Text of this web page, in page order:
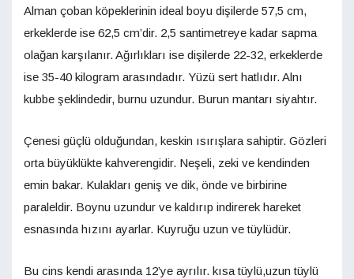
Alman çoban köpeklerinin ideal boyu dişilerde 57,5 cm,
erkeklerde ise 62,5 cm’dir. 2,5 santimetreye kadar sapma
olağan karşılanır. Ağırlıkları ise dişilerde 22-32, erkeklerde
ise 35-40 kilogram arasındadır. Yüzü sert hatlıdır. Alnı
kubbe şeklindedir, burnu uzundur. Burun mantarı siyahtır.
Çenesi güçlü olduğundan, keskin ısırışlara sahiptir. Gözleri
orta büyüklükte kahverengidir. Neşeli, zeki ve kendinden
emin bakar. Kulakları geniş ve dik, önde ve birbirine
paraleldir. Boynu uzundur ve kaldırıp indirerek hareket
esnasında hızını ayarlar. Kuyruğu uzun ve tüylüdür.
Bu cins kendi arasında 12’ye ayrılır. kısa tüylü,uzun tüylü